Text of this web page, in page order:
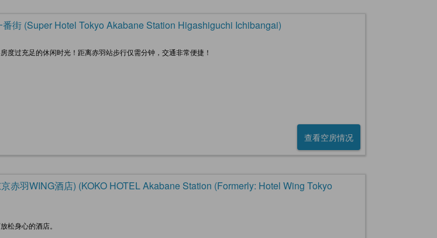
街 (Super Hotel Tokyo Akabane Station Higashiguchi Ichibangai)
度过充足的休闲时光！距离赤羽站步行仅需分钟，交通非常便捷！
查看空房情况
赤羽WING酒店) (KOKO HOTEL Akabane Station (Formerly: Hotel Wing Tokyo
松身心的酒店。